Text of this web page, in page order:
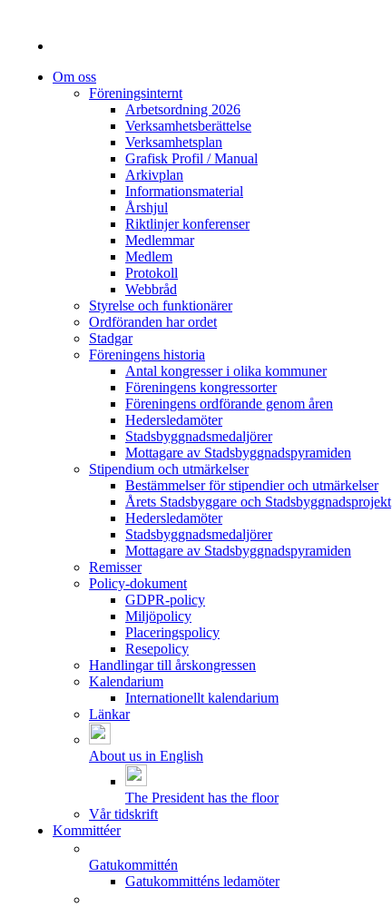
Om oss
Föreningsinternt
Arbetsordning 2026
Verksamhetsberättelse
Verksamhetsplan
Grafisk Profil / Manual
Arkivplan
Informationsmaterial
Årshjul
Riktlinjer konferenser
Medlemmar
Medlem
Protokoll
Webbråd
Styrelse och funktionärer
Ordföranden har ordet
Stadgar
Föreningens historia
Antal kongresser i olika kommuner
Föreningens kongressorter
Föreningens ordförande genom åren
Hedersledamöter
Stadsbyggnadsmedaljörer
Mottagare av Stadsbyggnadspyramiden
Stipendium och utmärkelser
Bestämmelser för stipendier och utmärkelser
Årets Stadsbyggare och Stadsbyggnadsprojekt
Hedersledamöter
Stadsbyggnadsmedaljörer
Mottagare av Stadsbyggnadspyramiden
Remisser
Policy-dokument
GDPR-policy
Miljöpolicy
Placeringspolicy
Resepolicy
Handlingar till årskongressen
Kalendarium
Internationellt kalendarium
Länkar
About us in English
The President has the floor
Vår tidskrift
Kommittéer
Gatukommittén
Gatukommitténs ledamöter